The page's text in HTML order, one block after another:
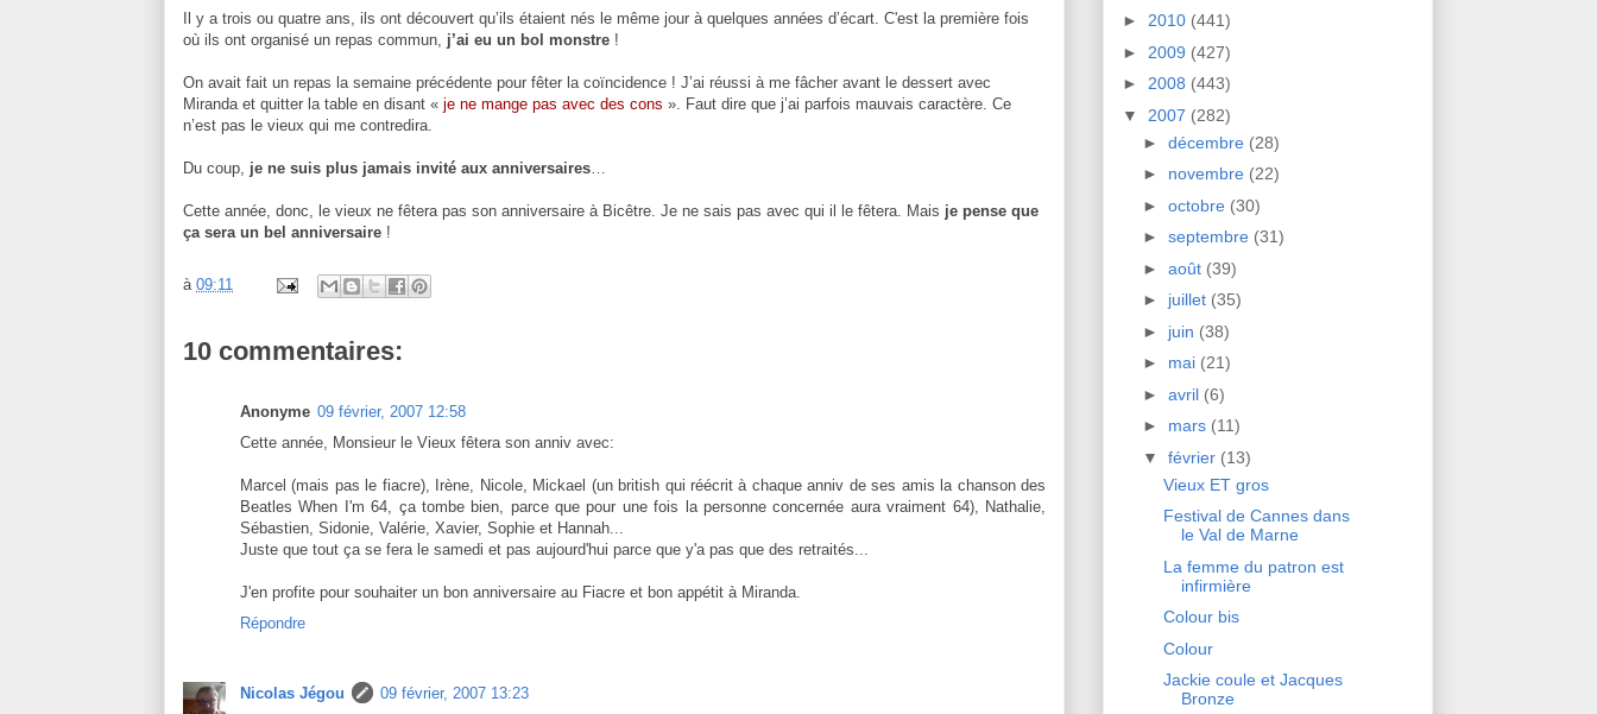
Il y a trois ou quatre ans, ils ont découvert qu’ils étaient nés le même jour à quelques années d’écart. C'est la première fois
où ils ont organisé un repas commun, j’ai eu un bol monstre !
On avait fait un repas la semaine précédente pour fêter la coïncidence ! J’ai réussi à me fâcher avant le dessert avec
Miranda et quitter la table en disant « je ne mange pas avec des cons ». Faut dire que j’ai parfois mauvais caractère. Ce
n’est pas le vieux qui me contredira.
Du coup, je ne suis plus jamais invité aux anniversaires
Cette année, donc, le vieux ne fêtera pas son anniversaire à Bicêtre. Je ne sais pas avec qui il le fêtera. Mais je pense que
ça sera un bel anniversaire !
à 09:11
10 commentaires:
Anonyme 09 février, 2007 12:58
Cette année, Monsieur le Vieux fêtera son anniv avec:
Marcel (mais pas le fiacre), Irène, Nicole, Mickael (un british qui réécrit à chaque anniv de ses amis la chanson des
Beatles When I'm 64, ça tombe bien, parce que pour une fois la personne concernée aura vraiment 64), Nathalie,
Sébastien, Sidonie, Valérie, Xavier, Sophie et Hannah...
Juste que tout ça se fera le samedi et pas aujourd'hui parce que y'a pas que des retraités...
J'en profite pour souhaiter un bon anniversaire au Fiacre et bon appétit à Miranda.
Répondre
Nicolas Jégou
09 février, 2007 13:23
► 2010 (441)
► 2009 (427)
► 2008 (443)
▼ 2007 (282)
► décembre (28)
► novembre (22)
► octobre (30)
► septembre (31)
► août (39)
► juillet (35)
► juin (38)
► mai (21)
► avril (6)
► mars (11)
▼ février (13)
Vieux ET gros
Festival de Cannes dans
le Val de Marne
La femme du patron est
infirmière
Colour bis
Colour
Jackie coule et Jacques
Bronze